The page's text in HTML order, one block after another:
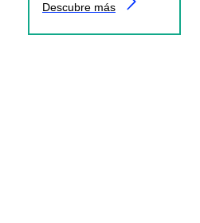
Descubre más